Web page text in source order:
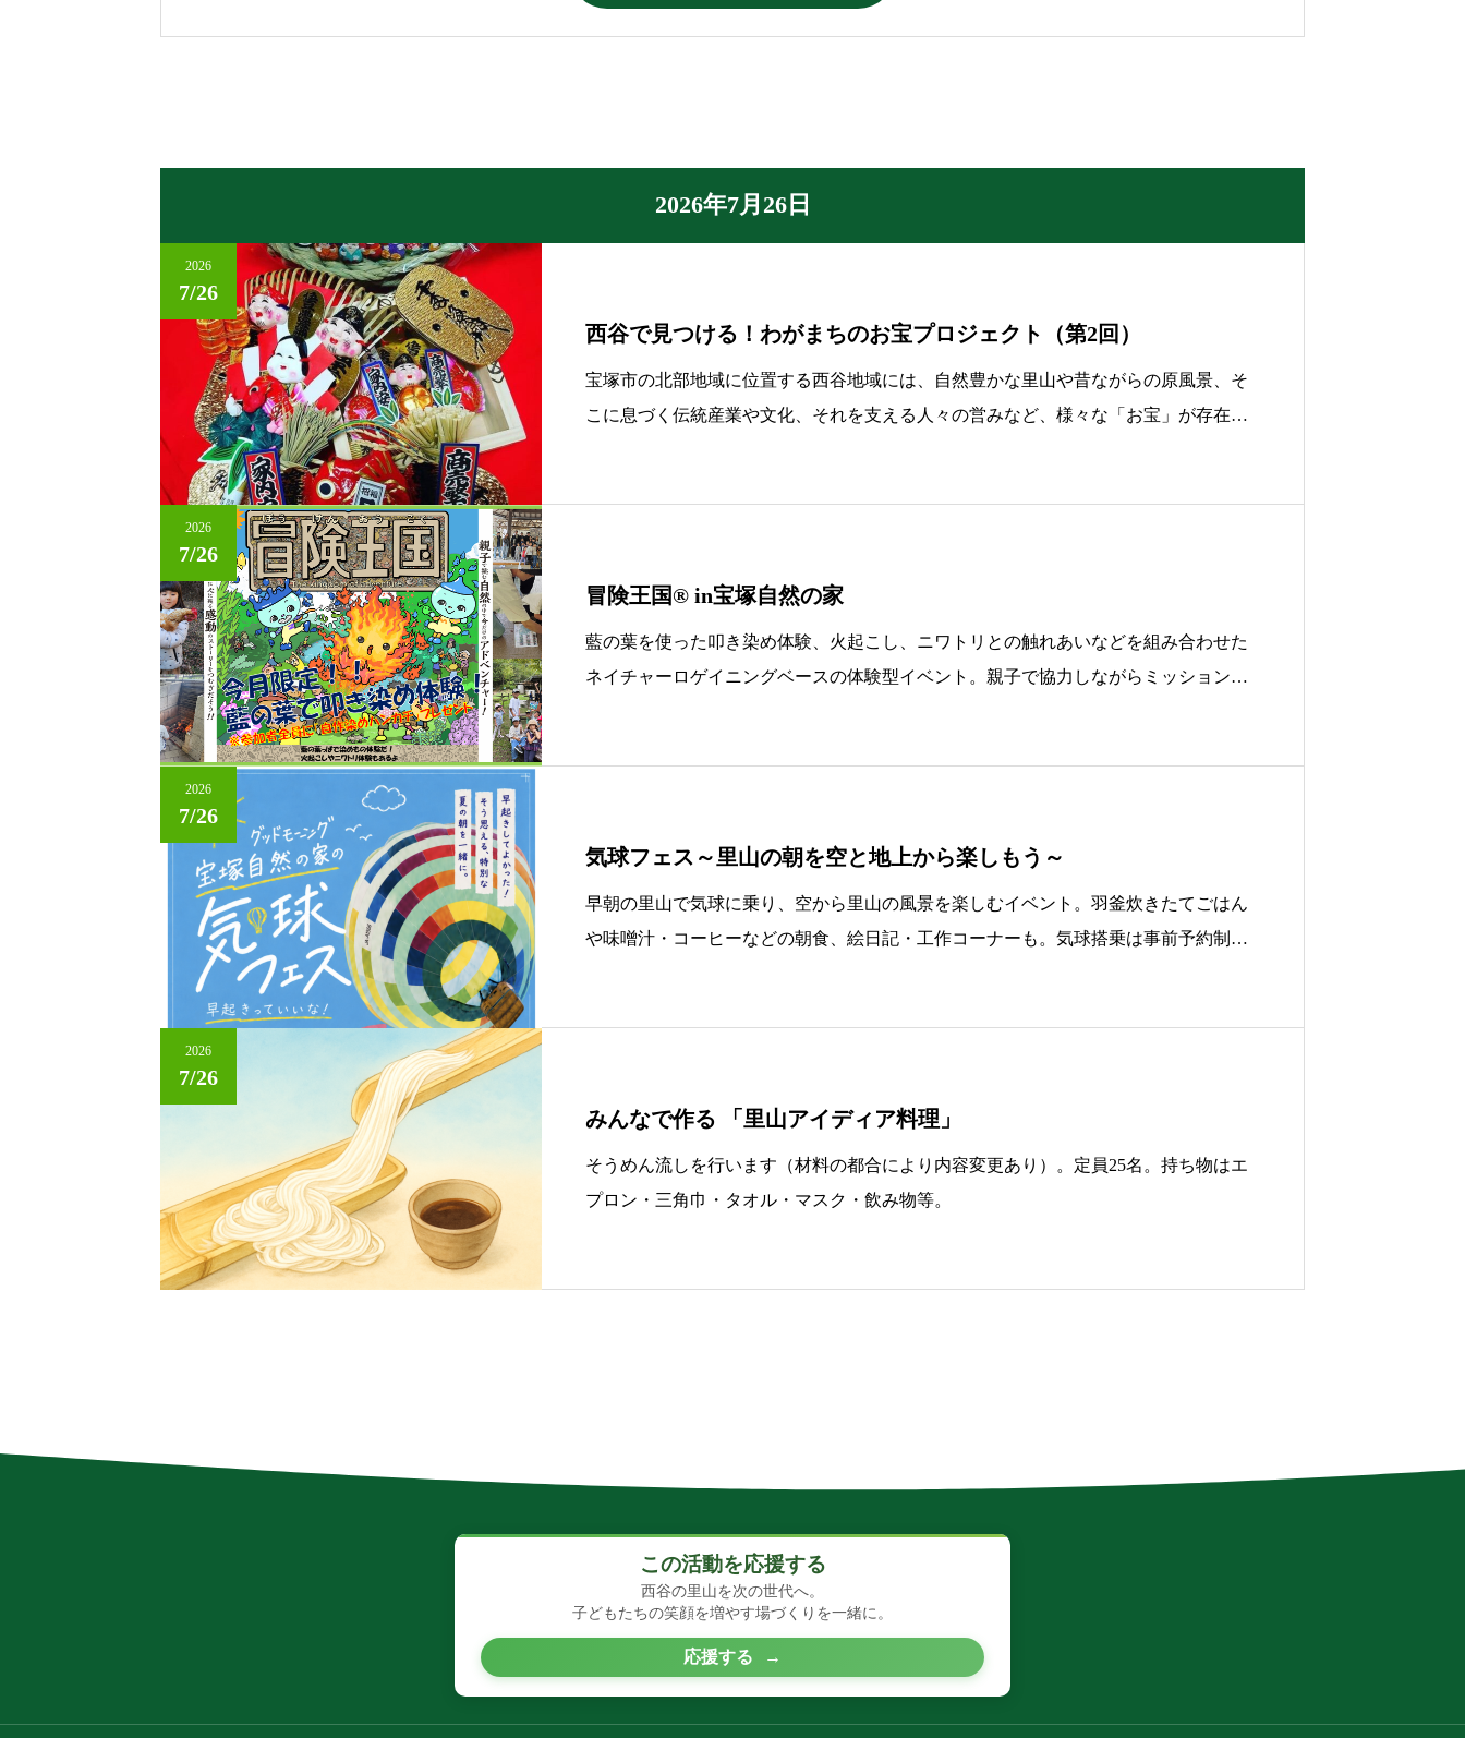
2026年7月26日
2026
7/26
西谷で見つける！わがまちのお宝プロジェクト（第2回）
宝塚市の北部地域に位置する西谷地域には、自然豊かな里山や昔ながらの原風景、そ
こに息づく伝統産業や文化、それを支える人々の営みなど、様々な「お宝」が存在し
2026
7/26
冒険王国® in宝塚自然の家
藍の葉を使った叩き染め体験、火起こし、ニワトリとの触れあいなどを組み合わせた
ネイチャーロゲイニングベースの体験型イベント。親子で協力しながらミッションを
2026
7/26
気球フェス～里山の朝を空と地上から楽しもう～
早朝の里山で気球に乗り、空から里山の風景を楽しむイベント。羽釜炊きたてごはん
や味噌汁・コーヒーなどの朝食、絵日記・工作コーナーも。気球搭乗は事前予約制
2026
7/26
みんなで作る 「里山アイディア料理」
そうめん流しを行います（材料の都合により内容変更あり）。定員25名。持ち物はエ
プロン・三角巾・タオル・マスク・飲み物等。
この活動を応援する
西谷の里山を次の世代へ。
子どもたちの笑顔を増やす場づくりを一緒に。
応援する →